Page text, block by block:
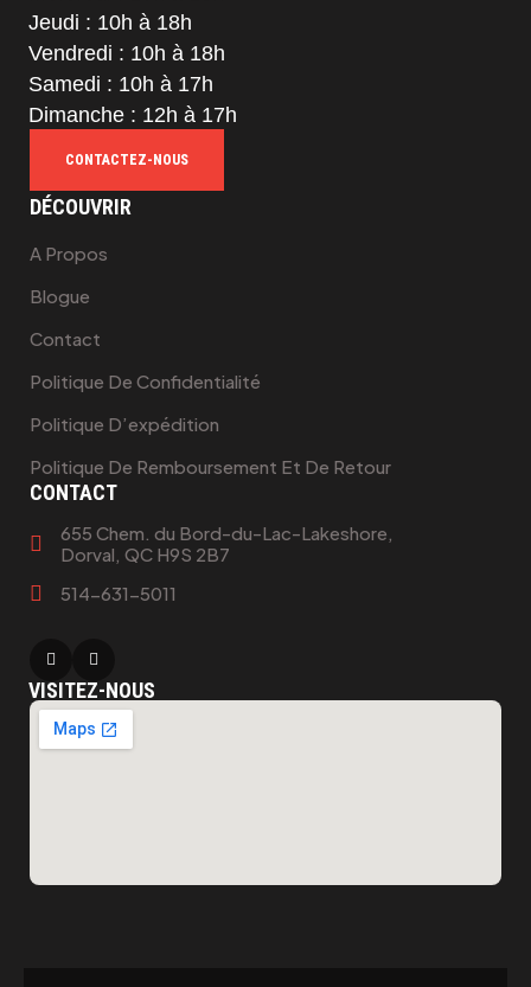
Jeudi : 10h à 18h
Vendredi : 10h à 18h
Samedi : 10h à 17h
Dimanche : 12h à 17h
CONTACTEZ-NOUS
DÉCOUVRIR
A Propos
Blogue
Contact
Politique De Confidentialité
Politique D’expédition
Politique De Remboursement Et De Retour
CONTACT
655 Chem. du Bord-du-Lac-Lakeshore,
Dorval, QC H9S 2B7
514-631-5011
VISITEZ-NOUS